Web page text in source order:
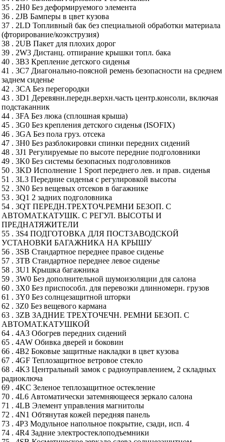
35 . 2H0 Без деформируемого элемента
36 . 2JB Бамперы в цвет кузова
37 . 2LD Топливный бак без специальной обработки материала
(фторирование/коэкструзия)
38 . 2UB Пакет для плохих дорог
39 . 2W3 Дистанц. отпирание крышки топл. бака
40 . 3B3 Крепление детского сиденья
41 . 3C7 Диагонально-поясной ремень безопасности на среднем
заднем сиденье
42 . 3CA Без перегородки
43 . 3D1 Деревянн.передн.верхн.часть центр.консоли, включая
подстаканник
44 . 3FA Без люка (сплошная крыша)
45 . 3G0 Без крепления детского сиденья (ISOFIX)
46 . 3GA Без пола груз. отсека
47 . 3H0 Без разблокировки спинки передних сидений
48 . 3J1 Регулируемые по высоте передние подголовники
49 . 3K0 Без системы безопасных подголовников
50 . 3KD Исполнение 1 Sport переднего лев. и прав. сиденья
51 . 3L3 Передние сиденья с регулировкой высоты
52 . 3N0 Без вещевых отсеков в багажнике
53 . 3Q1 2 задних подголовника
54 . 3QT ПЕРЕДН.ТРЕХТОЧ.РЕМНИ БЕЗОП. С
АВТОМАТ.КАТУШК. С РЕГУЛ. ВЫСОТЫ И
ПРЕДНАТЯЖИТЕЛИ
55 . 3S4 ПОДГОТОВКА ДЛЯ ПОСТЗАВОДСКОЙ
УСТАНОВКИ БАГАЖНИКА НА КРЫШУ
56 . 3SB Стандартное переднее правое сиденье
57 . 3TB Стандартное переднее левое сиденье
58 . 3U1 Крышка багажника
59 . 3W0 Без дополнительной шумоизоляции для салона
60 . 3X0 Без приспособл. для перевозки длинномерн. грузов
61 . 3Y0 Без солнцезащитной шторки
62 . 3Z0 Без вещевого кармана
63 . 3ZB ЗАДНИЕ ТРЕХТОЧЕЧН. РЕМНИ БЕЗОП. С
АВТОМАТ.КАТУШКОЙ
64 . 4A3 Обогрев передних сидений
65 . 4AW Обивка дверей и боковин
66 . 4B2 Боковые защитные накладки в цвет кузова
67 . 4GF Теплозащитное ветровое стекло
68 . 4K3 Центральный замок с радиоуправлением, 2 складных
радиоключа
69 . 4KC Зеленое теплозащитное остекление
70 . 4L6 Автоматически затемняющееся зеркало салона
71 . 4LB Элемент управления магнитолы
72 . 4N1 Обтянутая кожей передняя панель
73 . 4P3 Модульное напольное покрытие, сзади, исп. 4
74 . 4R4 Задние электростеклоподъемники